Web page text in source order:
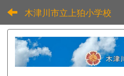
木津川市立上狛小学校